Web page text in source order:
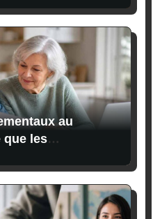
au
que les